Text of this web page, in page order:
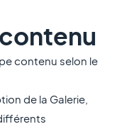
contenu selon le
de la Galerie,